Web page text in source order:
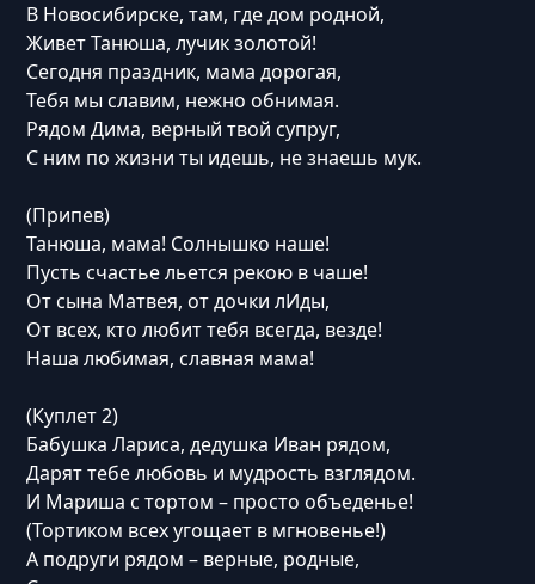
В Новосибирске, там, где дом родной,
Живет Танюша, лучик золотой!
Сегодня праздник, мама дорогая,
Тебя мы славим, нежно обнимая.
Рядом Дима, верный твой супруг,
С ним по жизни ты идешь, не знаешь мук.
(Припев)
Танюша, мама! Солнышко наше!
Пусть счастье льется рекою в чаше!
От сына Матвея, от дочки лИды,
От всех, кто любит тебя всегда, везде!
Наша любимая, славная мама!
(Куплет 2)
Бабушка Лариса, дедушка Иван рядом,
Дарят тебе любовь и мудрость взглядом.
И Мариша с тортом – просто объеденье!
(Тортиком всех угощает в мгновенье!)
А подруги рядом – верные, родные,